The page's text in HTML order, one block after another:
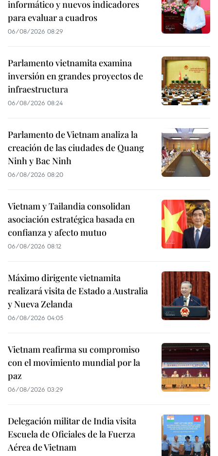
informático y nuevos indicadores
para evaluar a cuadros
06/08/2026 08:29
Parlamento vietnamita examina
inversión en grandes proyectos de
infraestructura
06/08/2026 08:24
Parlamento de Vietnam analiza la
creación de las ciudades de Quang
Ninh y Bac Ninh
06/08/2026 08:20
Vietnam y Tailandia consolidan
asociación estratégica basada en
confianza y afecto mutuo
06/08/2026 08:12
Máximo dirigente vietnamita
realizará visita de Estado a Australia
y Nueva Zelanda
06/08/2026 04:05
Vietnam reafirma su compromiso
con el movimiento mundial por la
paz
06/08/2026 03:29
Delegación militar de India visita
Escuela de Oficiales de la Fuerza
Aérea de Vietnam